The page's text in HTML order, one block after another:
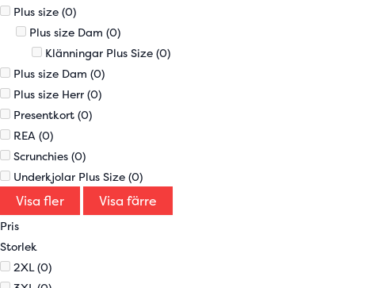
Plus size (0)
Plus size Dam (0)
Klänningar Plus Size (0)
Plus size Dam (0)
Plus size Herr (0)
Presentkort (0)
REA (0)
Scrunchies (0)
Underkjolar Plus Size (0)
Visa fler Visa färre
Pris
Storlek
2XL (0)